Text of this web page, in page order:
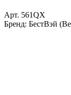
Арт. 561QX
Бренд: БестВэй